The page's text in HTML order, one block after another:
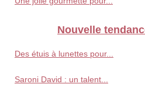
Nouvelle
Des étuis à lunettes pour...
Saroni David : un talent...